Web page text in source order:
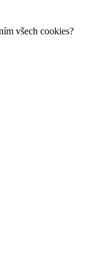
všech cookies?